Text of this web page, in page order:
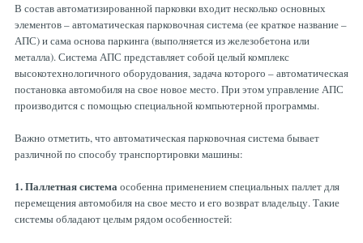
В состав автоматизированной парковки входит несколько основных
элементов – автоматическая парковочная система (ее краткое название –
АПС) и сама основа паркинга (выполняется из железобетона или
металла). Система АПС представляет собой целый комплекс
высокотехнологичного оборудования, задача которого – автоматическая
постановка автомобиля на свое новое место. При этом управление АПС
производится с помощью специальной компьютерной программы.
Важно отметить, что автоматическая парковочная система бывает
различной по способу транспортировки машины:
1. Паллетная системаособенна применением специальных паллет для
перемещения автомобиля на свое место и его возврат владельцу. Такие
системы обладают целым рядом особенностей: